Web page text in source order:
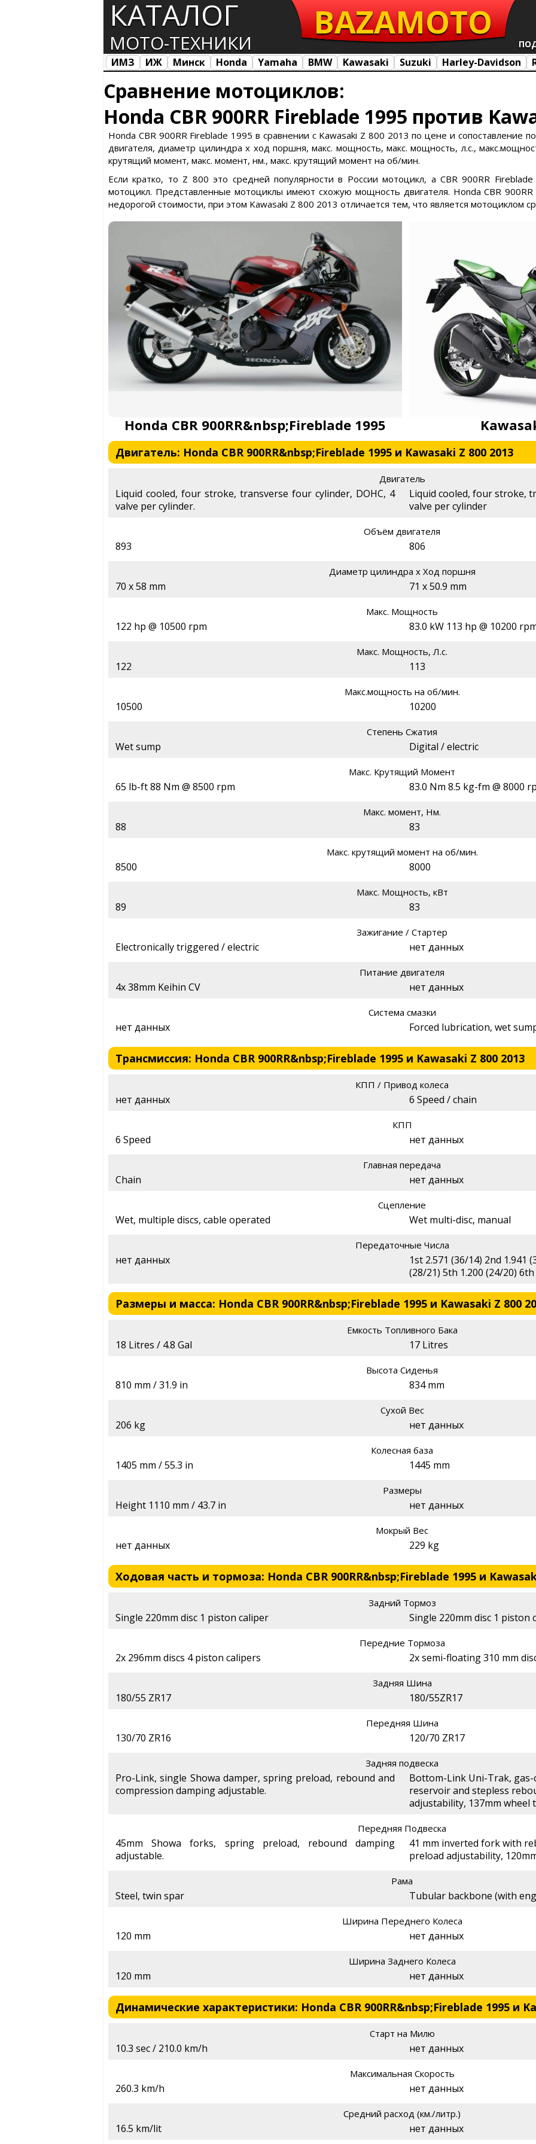
КАТАЛОГ
МОТО-ТЕХНИКИ
BAZAMOTO
ИМЗ ИЖ Минск Honda Yamaha BMW Kawasaki Suzuki Harley-Davidson
Сравнение мотоциклов:
Honda CBR 900RR Fireblade 1995 против
Honda CBR 900RR Fireblade 1995 в сравнении с Kawasaki Z 800 2013 по цене и сопоставление
двигателя, диаметр цилиндра х ход поршня, макс. мощность, макс. мощность, л.с.,
крутящий момент, макс. момент, нм., макс. крутящий момент на об/мин.
Если кратко, то Z 800 это средней популярности в России мотоцикл, а CBR 900RR
мотоцикл. Представленные мотоциклы имеют схожую мощность двигателя. Honda CBR
недорогой стоимости, при этом Kawasaki Z 800 2013 отличается тем, что является мотоциклом
Honda CBR 900RR&nbsp;Fireblade 1995
Двигатель: Honda CBR 900RR&nbsp;Fireblade 1995 и Kawasaki Z 800 2013
Двигатель
Liquid cooled, four stroke, transverse four cylinder, DOHC, 4
valve per cylinder.
Liquid cooled, four stroke,
valve per cylinder
Объём двигателя
893 806
Диаметр цилиндра х Ход поршня
70 x 58 mm 71 x 50.9 mm
Макс. Мощность
122 hp @ 10500 rpm 83.0 kW 113 hp @ 10200
Макс. Мощность, Л.с.
122 113
Макс.мощность на об/мин.
10500 10200
Степень Сжатия
Wet sump Digital / electric
Макс. Крутящий Момент
65 lb-ft 88 Nm @ 8500 rpm 83.0 Nm 8.5 kg-fm @ 8000
Макс. момент, Нм.
88 83
Макс. крутящий момент на об/мин.
8500 8000
Макс. Мощность, кВт
89 83
Зажигание / Стартер
Electronically triggered / electric нет данных
Питание двигателя
4x 38mm Keihin CV нет данных
Система смазки
нет данных Forced lubrication, wet
Трансмиссия: Honda CBR 900RR&nbsp;Fireblade 1995 и Kawasaki Z 800 2013
КПП / Привод колеса
нет данных 6 Speed / chain
КПП
6 Speed нет данных
Главная передача
Chain нет данных
Сцепление
Wet, multiple discs, cable operated Wet multi-disc, manual
Передаточные Числа
нет данных
1st 2.571 (36/14) 2nd 1.941
(28/21) 5th 1.200 (24/20)
Размеры и масса: Honda CBR 900RR&nbsp;Fireblade 1995 и Kawasaki Z 800
Емкость Топливного Бака
18 Litres / 4.8 Gal 17 Litres
Высота Сиденья
810 mm / 31.9 in 834 mm
Сухой Вес
206 kg нет данных
Колесная база
1405 mm / 55.3 in 1445 mm
Размеры
Height 1110 mm / 43.7 in нет данных
Мокрый Вес
нет данных 229 kg
Ходовая часть и тормоза: Honda CBR 900RR&nbsp;Fireblade 1995 и
Задний Тормоз
Single 220mm disc 1 piston caliper Single 220mm disc 1 piston
Передние Тормоза
2x 296mm discs 4 piston calipers 2x semi-floating 310 mm
Задняя Шина
180/55 ZR17 180/55ZR17
Передняя Шина
130/70 ZR16 120/70 ZR17
Задняя подвеска
Pro-Link, single Showa damper, spring preload, rebound and
compression damping adjustable.
Bottom-Link Uni-Trak,
reservoir and stepless
adjustability, 137mm wheel
Передняя Подвеска
45mm Showa forks, spring preload, rebound damping
adjustable.
41 mm inverted fork with
preload adjustability,
Рама
Steel, twin spar Tubular backbone (with
Ширина Переднего Колеса
120 mm нет данных
Ширина Заднего Колеса
120 mm нет данных
Динамические характеристики: Honda CBR 900RR&nbsp;Fireblade 1995 и
Старт на Милю
10.3 sec / 210.0 km/h нет данных
Максимальная Скорость
260.3 km/h нет данных
Средний расход (км./литр.)
16.5 km/lit нет данных